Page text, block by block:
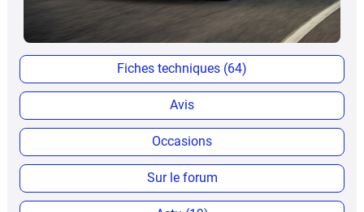
Fiches techniques (64)
Avis
Occasions
Sur le forum